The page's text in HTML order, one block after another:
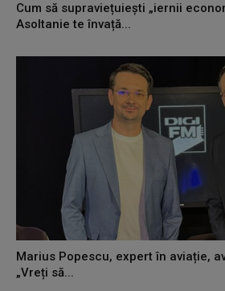
Cum să supraviețuiești „iernii
Asoltanie te învață...
Marius Popescu, expert în aviație,
„Vreți să...